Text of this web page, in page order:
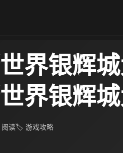
界银辉
界银辉
读🏷 游戏攻略